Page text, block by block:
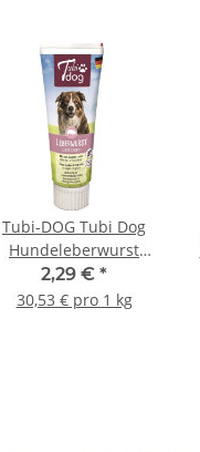
Tubi-DOG Tubi Dog
Hundeleberwurst
in der Tube
75g
2,29 € *
30,53 € pro 1 kg